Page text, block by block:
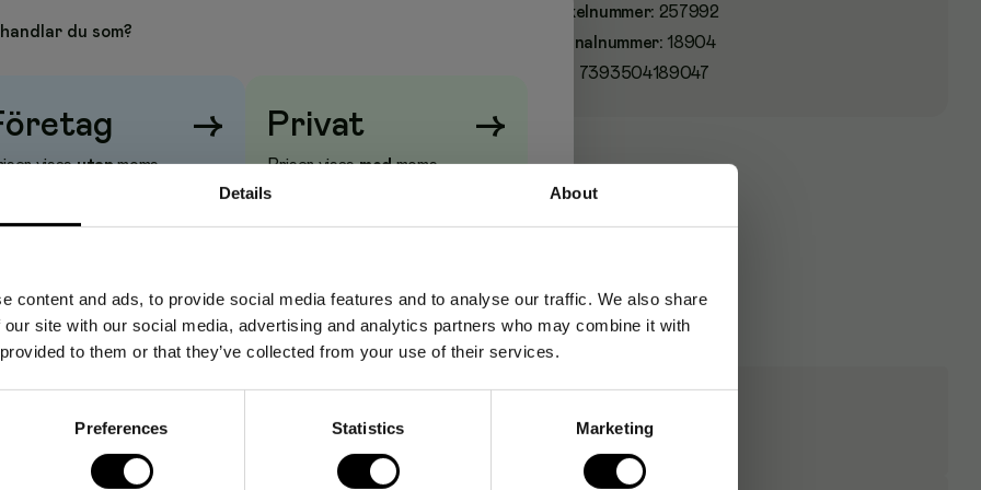
Details About
content and ads, to provide social media features and to analyse our traffic. We also share
site with our social media, advertising and analytics partners who may combine it with
to them or that they’ve collected from your use of their services.
Preferences Statistics Marketing
där du säkert kan arkivera viktiga dokument. Har plats
Artikelnummer: 257992
Originalnummer: 18904
7393504189047
du som?
→
visasutanmoms
Privat →
Priser visasmedmoms